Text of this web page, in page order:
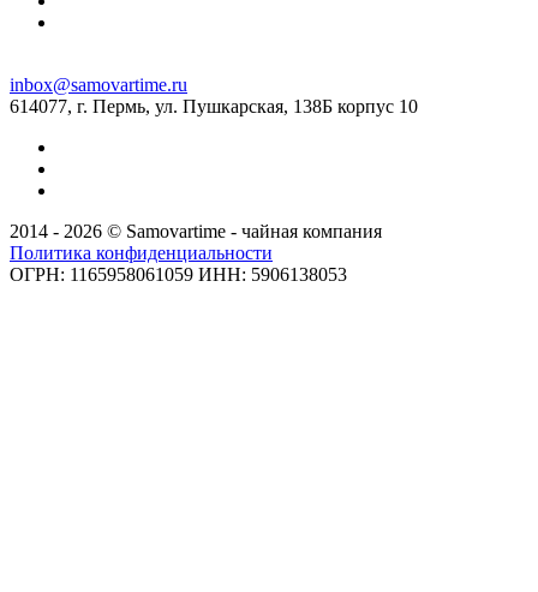
inbox@samovartime.ru
614077, г. Пермь, ул. Пушкарская, 138Б корпус 10
2014 - 2026 © Samovartime - чайная компания
Политика конфиденциальности
ОГРН: 1165958061059 ИНН: 5906138053